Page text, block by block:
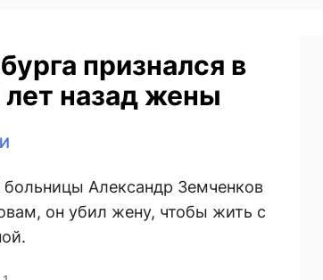
признался в
лет назад жены
Александр Земченков
он убил жену, чтобы жить с